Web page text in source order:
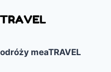
meaTRAVEL